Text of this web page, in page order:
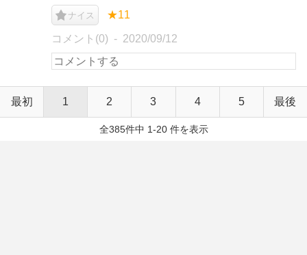
ナイス ★11
コメント(0) 2020/09/12
最初 1 2 3 4 5 最後
全385件中 1-20 件を表示